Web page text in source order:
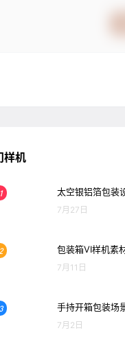
样机
太空银铝箔包装
7月27日
包装箱VI样机素
7月11日
手持开箱包装场
7月2日